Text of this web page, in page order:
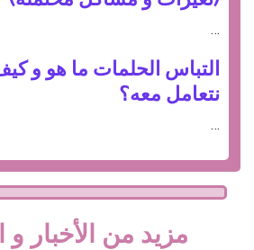
…
التباس الحلمات ما هو و
نتعامل معه؟
…
مزيد من الأخبار و